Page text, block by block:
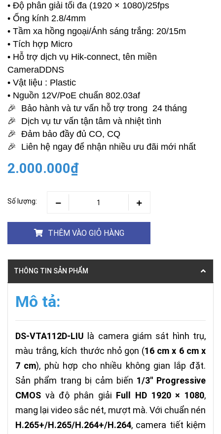
• Độ phân giải tối đa (1920 × 1080)/25fps
• Ống kính 2.8/4mm
• Tầm xa hồng ngoại/Ánh sáng trắng: 20/15m
• Tích hợp Micro
• Hỗ trợ dịch vụ Hik-connect, tên miền
CameraDDNS
• Vật liệu : Plastic
• Nguồn 12V/PoE chuẩn 802.03af
🎉 Bảo hành và tư vấn hỗ trợ trong 24 tháng
🎉 Dịch vụ tư vấn tận tâm và nhiệt tình
🎉 Đảm bảo đầy đủ CO, CQ
🎉 Liên hệ ngay để nhận nhiều ưu đãi mới nhất
2.000.000₫
Số lượng:
THÊM VÀO GIỎ HÀNG
THÔNG TIN SẢN PHẨM
Mô tả:
DS-VTA112D-LIU là camera giám sát hình trụ,
màu trắng, kích thước nhỏ gọn (16 cm x 6 cm x
7 cm), phù hợp cho nhiều không gian lắp đặt.
Sản phẩm trang bị cảm biến 1/3" Progressive
CMOS và độ phân giải Full HD 1920 × 1080,
mang lại video sắc nét, mượt mà. Với chuẩn nén
H.265+/H.265/H.264+/H.264, camera tiết kiệm